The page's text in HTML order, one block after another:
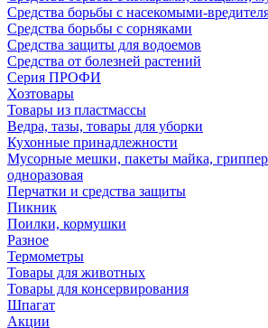
Средства борьбы с насекомыми-
Средства борьбы с сорняками
Средства защиты для водоемов
Средства от болезней растений
Серия ПРОФИ
Хозтовары
Товары из пластмассы
Ведра, тазы, товары для уборки
Кухонные принадлежности
Мусорные мешки, пакеты майка,
одноразовая
Перчатки и средства защиты
Пикник
Поилки, кормушки
Разное
Термометры
Товары для животных
Товары для консервирования
Шпагат
Акции